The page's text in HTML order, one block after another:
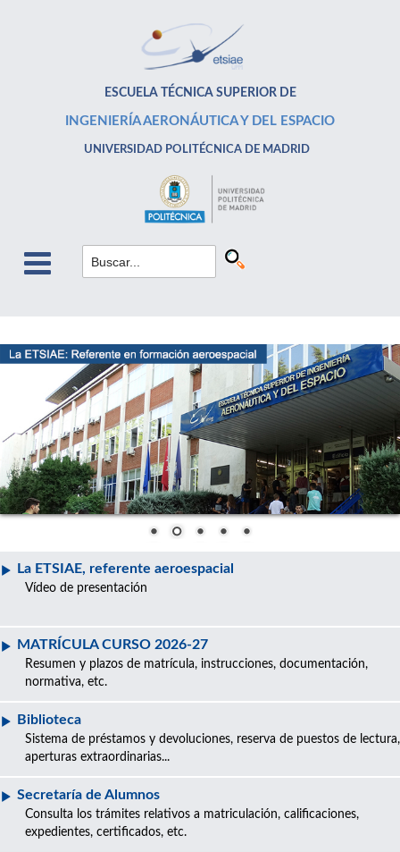
ESCUELA TÉCNICA SUPERIOR DE
INGENIERÍA AERONÁUTICA Y DEL ESPACIO
UNIVERSIDAD POLITÉCNICA DE MADRID
La ETSIAE, referente aeroespacial
Vídeo de presentación
MATRÍCULA CURSO 2026-27
Resumen y plazos de matrícula, instrucciones, documentación,
normativa, etc.
Biblioteca
Sistema de préstamos y devoluciones, reserva de puestos de lectura,
aperturas extraordinarias...
Secretaría de Alumnos
Consulta los trámites relativos a matriculación, calificaciones,
expedientes, certificados, etc.